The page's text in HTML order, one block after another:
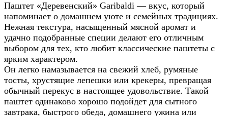
Паштет «Деревенский» Garibaldi — вкус, который
напоминает о домашнем уюте и семейных традициях.
Нежная текстура, насыщенный мясной аромат и
удачно подобранные специи делают его отличным
выбором для тех, кто любит классические паштеты с
ярким характером.
Он легко намазывается на свежий хлеб, румяные
тосты, хрустящие лепешки или крекеры, превращая
обычный перекус в настоящее удовольствие. Такой
паштет одинаково хорошо подойдет для сытного
завтрака, быстрого обеда, домашнего ужина или